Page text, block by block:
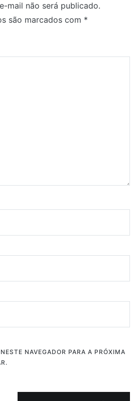
mail não será publicado.
são marcados com *
NAVEGADOR PARA A PRÓXIMA